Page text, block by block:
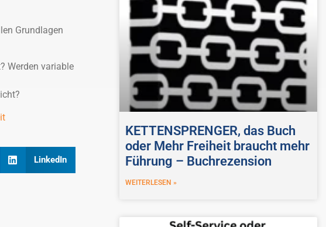
Grundlagen
Werden variable
LinkedIn
KETTENSPRENGER, das Buch
oder Mehr Freiheit braucht mehr
Führung – Buchrezension
WEITERLESEN »